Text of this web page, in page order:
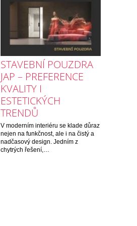
STAVEBNÍ POUZDRA
JAP – PREFERENCE
KVALITY I
ESTETICKÝCH
TRENDŮ
V moderním interiéru se klade důraz
nejen na funkčnost, ale i na čistý a
nadčasový design. Jedním z
chytrých řešení,…